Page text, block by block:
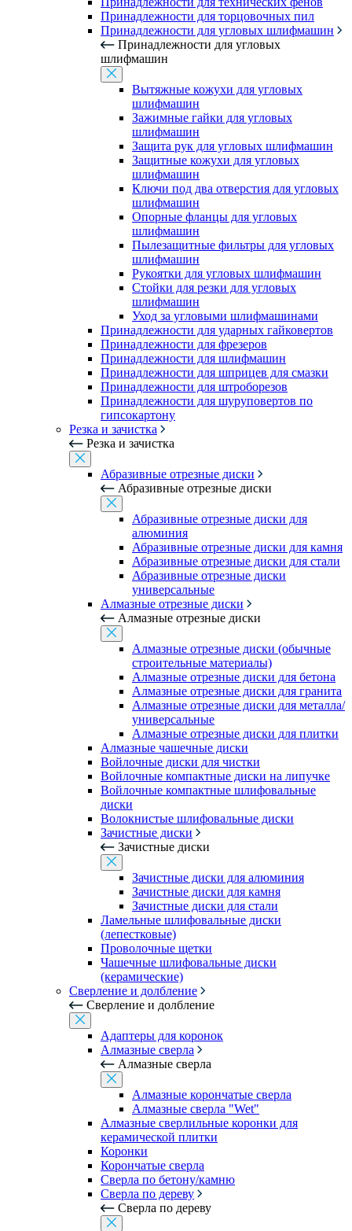
Принадлежности для торцовочных пил
Принадлежности для угловых шлифмашин
Принадлежности для угловых
шлифмашин
Вытяжные кожухи для угловых
шлифмашин
Зажимные гайки для угловых
шлифмашин
Защита рук для угловых шлифмашин
Защитные кожухи для угловых
шлифмашин
Ключи под два отверстия для угловых
шлифмашин
Опорные фланцы для угловых
шлифмашин
Пылезащитные фильтры для угловых
шлифмашин
Рукоятки для угловых шлифмашин
Стойки для резки для угловых
шлифмашин
Уход за угловыми шлифмашинами
Принадлежности для ударных гайковертов
Принадлежности для фрезеров
Принадлежности для шлифмашин
Принадлежности для шприцев для смазки
Принадлежности для штроборезов
Принадлежности для шуруповертов по
гипсокартону
Резка и зачистка
Резка и зачистка
Абразивные отрезные диски
Абразивные отрезные диски
Абразивные отрезные диски для
алюминия
Абразивные отрезные диски для камня
Абразивные отрезные диски для стали
Абразивные отрезные диски
универсальные
Алмазные отрезные диски
Алмазные отрезные диски
Алмазные отрезные диски (обычные
строительные материалы)
Алмазные отрезные диски для бетона
Алмазные отрезные диски для гранита
Алмазные отрезные диски для металла/
универсальные
Алмазные отрезные диски для плитки
Алмазные чашечные диски
Войлочные диски для чистки
Войлочные компактные диски на липучке
Войлочные компактные шлифовальные
диски
Волокнистые шлифовальные диски
Зачистные диски
Зачистные диски
Зачистные диски для алюминия
Зачистные диски для камня
Зачистные диски для стали
Ламельные шлифовальные диски
(лепестковые)
Проволочные щетки
Чашечные шлифовальные диски
(керамические)
Сверление и долбление
Сверление и долбление
Адаптеры для коронок
Алмазные сверла
Алмазные сверла
Алмазные корончатые сверла
Алмазные сверла "Wet"
Алмазные сверлильные коронки для
керамической плитки
Коронки
Корончатые сверла
Сверла по бетону/камню
Сверла по дереву
Сверла по дереву